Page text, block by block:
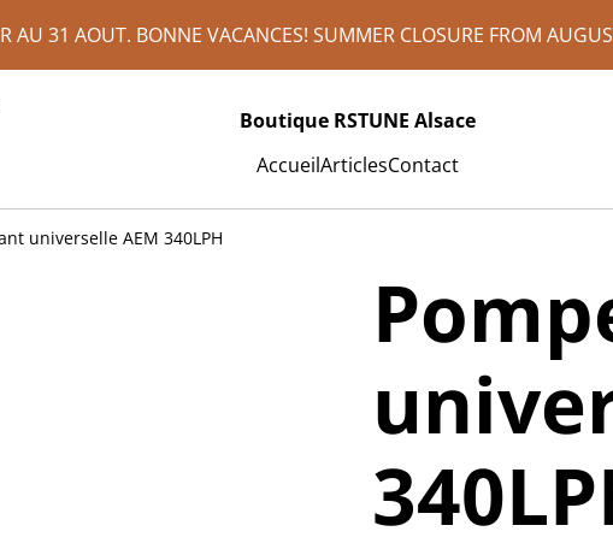
AU 31 AOUT. BONNE VACANCES! SUMMER CLOSURE FROM
Boutique RSTUNE Alsace
AccueilArticlesContact
universelle AEM 340LPH